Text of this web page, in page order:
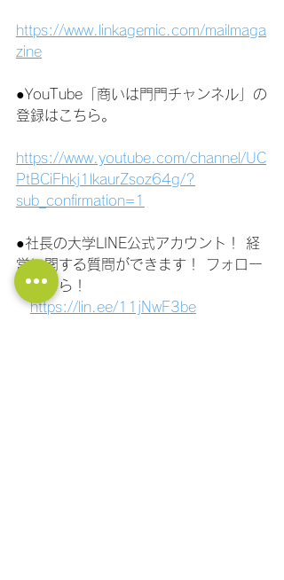
https://www.linkagemic.com/mailmaga
zine
●YouTube「商いは門門チャンネル」の
登録はこちら。
https://www.youtube.com/channel/UC
PtBCiFhkj1lkaurZsoz64g/?
sub_confirmation=1
●社長の大学LINE公式アカウント！ 経
営に関する質問ができます！ フォロー
はこちら！
https://lin.ee/11jNwF3be